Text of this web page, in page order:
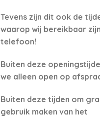
Tevens zijn dit ook de
waarop wij bereikbaar
telefoon!
Buiten deze
we alleen open op
Buiten deze tijden om
gebruik maken van het